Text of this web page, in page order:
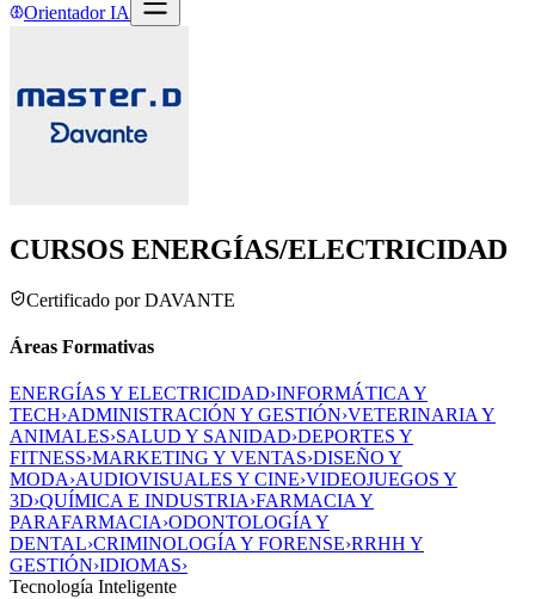
Orientador IA
CURSOS ENERGÍAS/ELECTRICIDAD
Certificado por DAVANTE
Áreas Formativas
ENERGÍAS Y ELECTRICIDAD›INFORMÁTICA Y
TECH›ADMINISTRACIÓN Y GESTIÓN›VETERINARIA Y
ANIMALES›SALUD Y SANIDAD›DEPORTES Y
FITNESS›MARKETING Y VENTAS›DISEÑO Y
MODA›AUDIOVISUALES Y CINE›VIDEOJUEGOS Y
3D›QUÍMICA E INDUSTRIA›FARMACIA Y
PARAFARMACIA›ODONTOLOGÍA Y
DENTAL›CRIMINOLOGÍA Y FORENSE›RRHH Y
GESTIÓN›IDIOMAS›
Tecnología Inteligente